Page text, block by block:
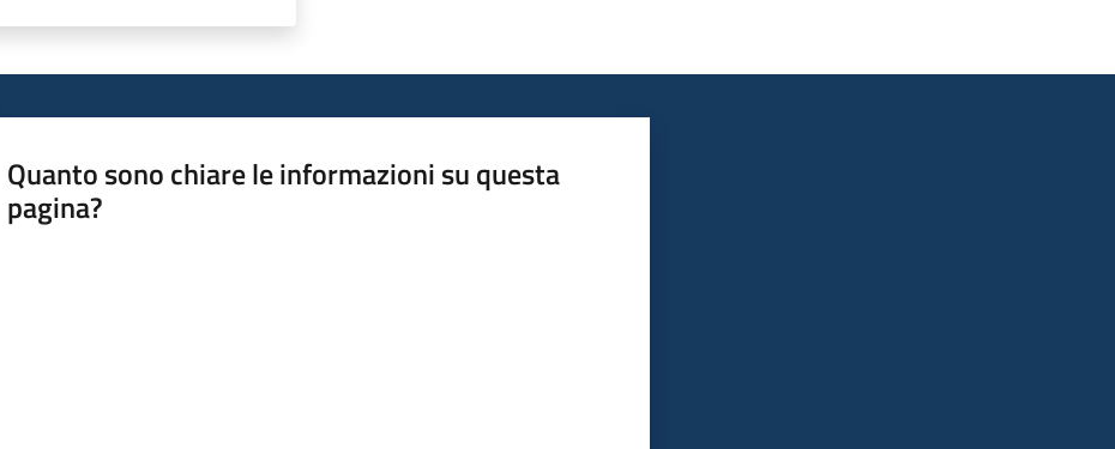
Quanto sono chiare le informazioni su questa
pagina?